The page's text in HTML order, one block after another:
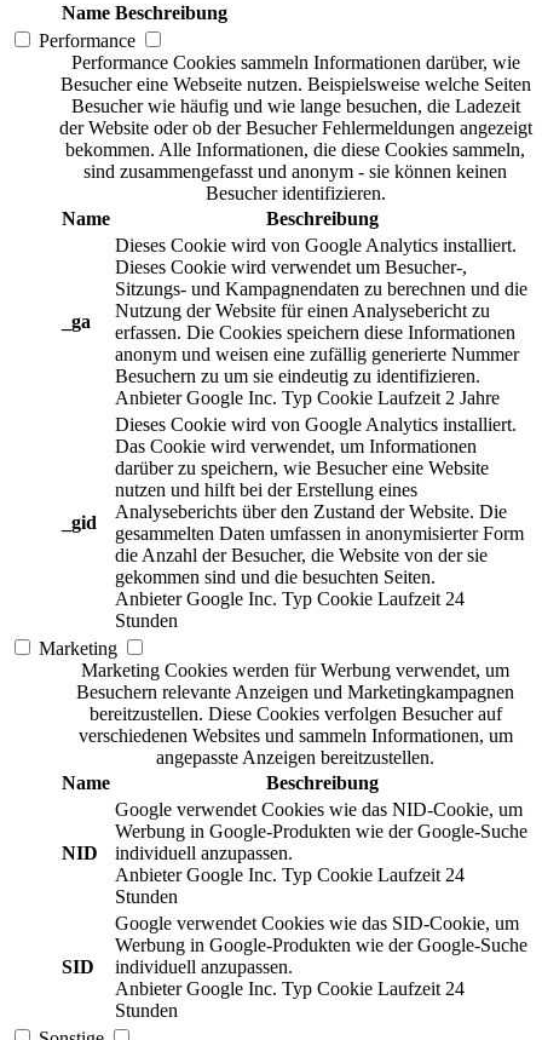
Name Beschreibung
Performance
Performance Cookies sammeln Informationen darüber, wie
Besucher eine Webseite nutzen. Beispielsweise welche Seiten
Besucher wie häufig und wie lange besuchen, die Ladezeit
der Website oder ob der Besucher Fehlermeldungen angezeigt
bekommen. Alle Informationen, die diese Cookies sammeln,
sind zusammengefasst und anonym - sie können keinen
Besucher identifizieren.
Name
Beschreibung
_ga
Dieses Cookie wird von Google Analytics installiert.
Dieses Cookie wird verwendet um Besucher-,
Sitzungs- und Kampagnendaten zu berechnen und die
Nutzung der Website für einen Analysebericht zu
erfassen. Die Cookies speichern diese Informationen
anonym und weisen eine zufällig generierte Nummer
Besuchern zu um sie eindeutig zu identifizieren.
Anbieter Google Inc. Typ Cookie Laufzeit 2 Jahre
_gid
Dieses Cookie wird von Google Analytics installiert.
Das Cookie wird verwendet, um Informationen
darüber zu speichern, wie Besucher eine Website
nutzen und hilft bei der Erstellung eines
Analyseberichts über den Zustand der Website. Die
gesammelten Daten umfassen in anonymisierter Form
die Anzahl der Besucher, die Website von der sie
gekommen sind und die besuchten Seiten.
Anbieter Google Inc. Typ Cookie Laufzeit 24
Stunden
Marketing
Marketing Cookies werden für Werbung verwendet, um
Besuchern relevante Anzeigen und Marketingkampagnen
bereitzustellen. Diese Cookies verfolgen Besucher auf
verschiedenen Websites und sammeln Informationen, um
angepasste Anzeigen bereitzustellen.
Name
Beschreibung
NID
Google verwendet Cookies wie das NID-Cookie, um
Werbung in Google-Produkten wie der Google-Suche
individuell anzupassen.
Anbieter Google Inc. Typ Cookie Laufzeit 24
Stunden
SID
Google verwendet Cookies wie das SID-Cookie, um
Werbung in Google-Produkten wie der Google-Suche
individuell anzupassen.
Anbieter Google Inc. Typ Cookie Laufzeit 24
Stunden